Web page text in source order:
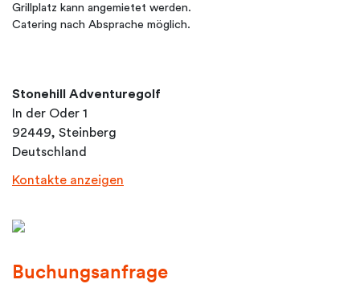
Grillplatz kann angemietet werden.
Catering nach Absprache möglich.
Stonehill Adventuregolf
In der Oder 1
92449, Steinberg
Deutschland
Kontakte anzeigen
Buchungsanfrage